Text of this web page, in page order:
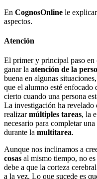
En CognosOnline le
aspectos.
Atención
El primer y principal paso en
ganar la atención de la
buena en algunas
que el alumno esté enfocado
cierto cuando una persona
La investigación ha revelado
realizarmúltiples tareas, la
necesario para completar
durante la multitarea.
Aunque nos inclinamos a
cosas al mismo tiempo, no
debe a que la corteza
a la vez. Lo que sucede es